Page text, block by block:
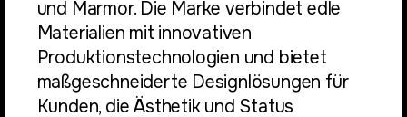
und Marmor. Die Marke verbindet edle
Materialien mit innovativen
Produktionstechnologien und bietet
maßgeschneiderte Designlösungen für
Kunden, die Ästhetik und Status